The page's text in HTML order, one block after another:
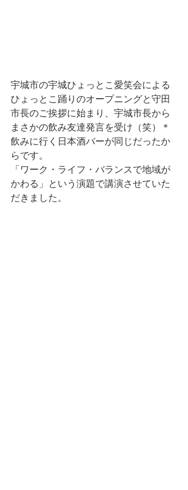
宇城市の宇城ひょっとこ愛笑会による
ひょっとこ踊りのオープニングと守田
市長のご挨拶に始まり、宇城市長から
まさかの飲み友達発言を受け（笑）＊
飲みに行く日本酒バーが同じだったか
らです。
「ワーク・ライフ・バランスで地域が
かわる」という演題で講演させていた
だきました。